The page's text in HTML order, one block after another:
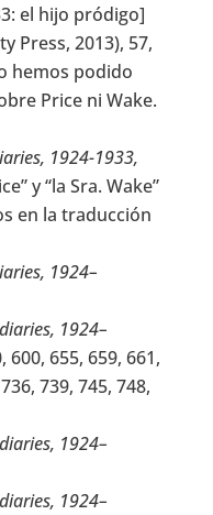
el hijo pródigo]
Press, 2013), 57,
hemos podido
Price ni Wake.
1924-1933,
y “la Sra. Wake”
en la traducción
1924–
1924–
600, 655, 659, 661,
739, 745, 748,
1924–
1924–